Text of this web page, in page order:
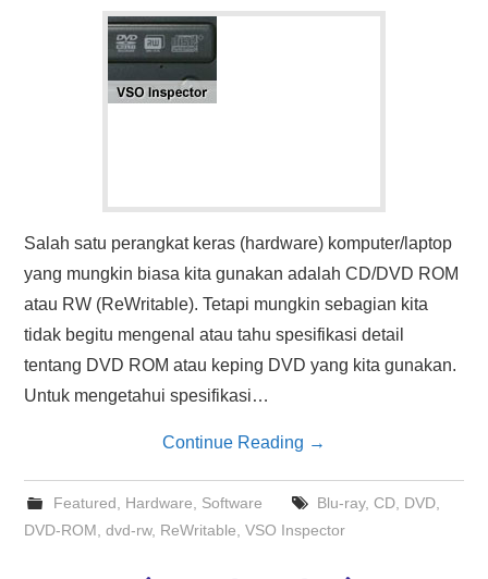
HASIL PENCARIAN
Salah satu perangkat keras (hardware) komputer/laptop
yang mungkin biasa kita gunakan adalah CD/DVD ROM
atau RW (ReWritable). Tetapi mungkin sebagian kita
tidak begitu mengenal atau tahu spesifikasi detail
tentang DVD ROM atau keping DVD yang kita gunakan.
Untuk mengetahui spesifikasi…
Continue Reading →
Featured Hardware Software Blu-ray, CD, DVD,
DVD-ROM ,dvd-rw, ReWritable ,VSO Inspector